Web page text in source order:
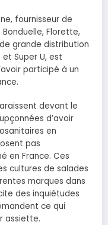
fournisseur de
Florette,
grande distribution
Super U, est
participé à un
devant le
d’avoir
en
pas
en France. Ces
cultures de salades
marques dans
des inquiétudes
ce qui
assiette.